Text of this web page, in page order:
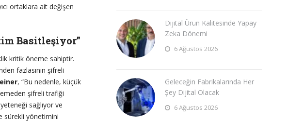
ortaklara ait değişen
Basitleşiyor”
kritik öneme sahiptir.
fazlasının şifreli
, “Bu nedenle, küçük
şifreli trafiği
sağlıyor ve
sürekli yönetimini
Dijital Ürün Kalitesinde Yapay
Zeka Dönemi
6 Ağustos 2026
Geleceğin Fabrikalarında Her
Şey Dijital Olacak
6 Ağustos 2026